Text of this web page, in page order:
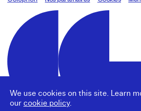
We use cookies on this site. Learn
our cookie policy.